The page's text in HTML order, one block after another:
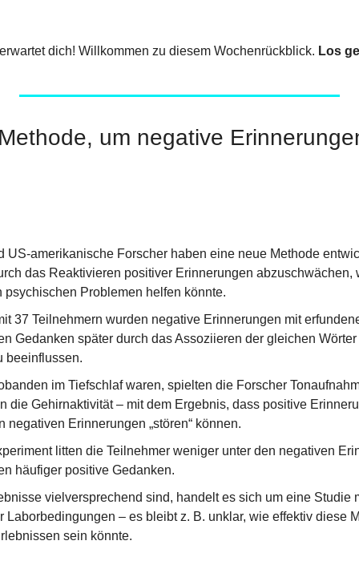
dich! Willkommen zu diesem Wochenrückblick. Los
um negative
US-amerikanische Forscher haben eine neue Methode
das Reaktivieren positiver Erinnerungen abzuschwächen,
psychischen Problemen helfen könnte.
37 Teilnehmern wurden negative Erinnerungen mit
Gedanken später durch das Assoziieren der gleichen
beeinflussen.
im Tiefschlaf waren, spielten die Forscher
die Gehirnaktivität – mit dem Ergebnis, dass positive
negativen Erinnerungen „stören“ können.
litten die Teilnehmer weniger unter den negativen
häufiger positive Gedanken.
vielversprechend sind, handelt es sich um eine Studie
Laborbedingungen – es bleibt z. B. unklar, wie effektiv diese
sein könnte.